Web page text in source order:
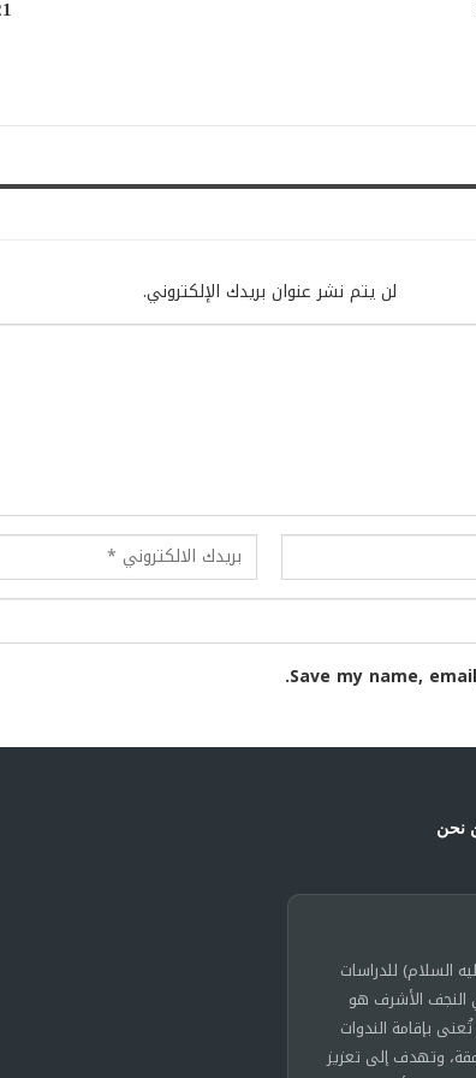
لن يتم نشر عنوان بريدك الإلكتروني.
Save my name,
نحن
السلام) للدراسات
النجف الأشرف هو
بإقامة الندوات
وتهدف إلى تعزيز